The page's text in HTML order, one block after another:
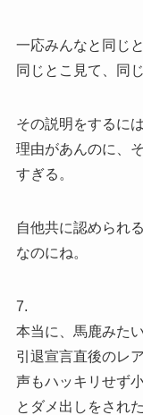
一応みんなと同じ
同じとこ見て、同
その説明をするに
理由があんのに、
すぎる。
自他共に認められ
なのにね。
7.
本当に、馬鹿みた
引退宣言直後のレ
声もハッキリせず
とダメ出しをされ